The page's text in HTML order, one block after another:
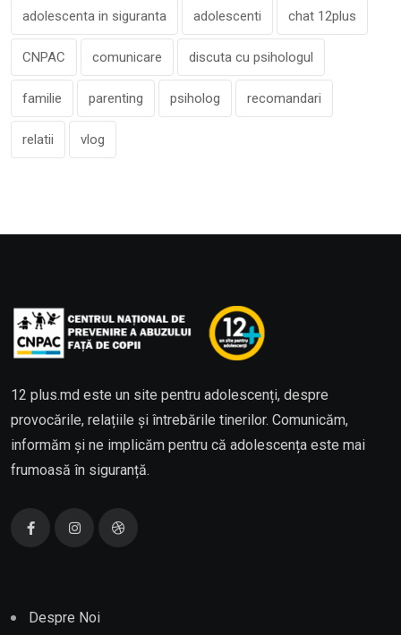
adolescenta in siguranta adolescenti chat 12plus
CNPAC comunicare discuta cu psihologul
familie parenting psiholog recomandari
relatii vlog
12 plus.md este un site pentru adolescenți, despre
provocările, relațiile și întrebările tinerilor. Comunicăm,
informăm și ne implicăm pentru că adolescența este mai
frumoasă în siguranță.
Despre Noi